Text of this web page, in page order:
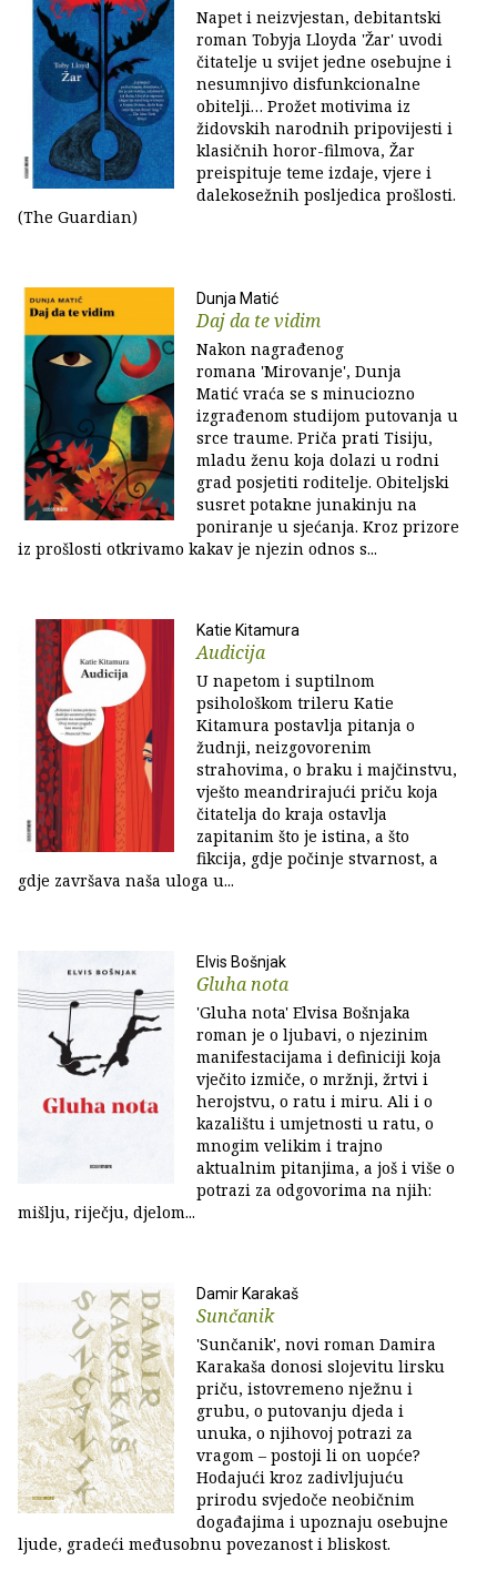
Napet i neizvjestan, debitantski
roman Tobyja Lloyda 'Žar' uvodi
čitatelje u svijet jedne osebujne i
nesumnjivo disfunkcionalne
obitelji… Prožet motivima iz
židovskih narodnih pripovijesti i
klasičnih horor-filmova, Žar
preispituje teme izdaje, vjere i
dalekosežnih posljedica prošlosti.
(The Guardian)
Dunja Matić
Daj da te vidim
Nakon nagrađenog
romana 'Mirovanje', Dunja
Matić vraća se s minuciozno
izgrađenom studijom putovanja u
srce traume. Priča prati Tisiju,
mladu ženu koja dolazi u rodni
grad posjetiti roditelje. Obiteljski
susret potakne junakinju na
poniranje u sjećanja. Kroz prizore
iz prošlosti otkrivamo kakav je njezin odnos s...
Katie Kitamura
Audicija
U napetom i suptilnom
psihološkom trileru Katie
Kitamura postavlja pitanja o
žudnji, neizgovorenim
strahovima, o braku i majčinstvu,
vješto meandrirajući priču koja
čitatelja do kraja ostavlja
zapitanim što je istina, a što
fikcija, gdje počinje stvarnost, a
gdje završava naša uloga u...
Elvis Bošnjak
Gluha nota
'Gluha nota' Elvisa Bošnjaka
roman je o ljubavi, o njezinim
manifestacijama i definiciji koja
vječito izmiče, o mržnji, žrtvi i
herojstvu, o ratu i miru. Ali i o
kazalištu i umjetnosti u ratu, o
mnogim velikim i trajno
aktualnim pitanjima, a još i više o
potrazi za odgovorima na njih:
mišlju, riječju, djelom...
Damir Karakaš
Sunčanik
'Sunčanik', novi roman Damira
Karakaša donosi slojevitu lirsku
priču, istovremeno nježnu i
grubu, o putovanju djeda i
unuka, o njihovoj potrazi za
vragom – postoji li on uopće?
Hodajući kroz zadivljujuću
prirodu svjedoče neobičnim
događajima i upoznaju osebujne
ljude, gradeći međusobnu povezanost i bliskost.